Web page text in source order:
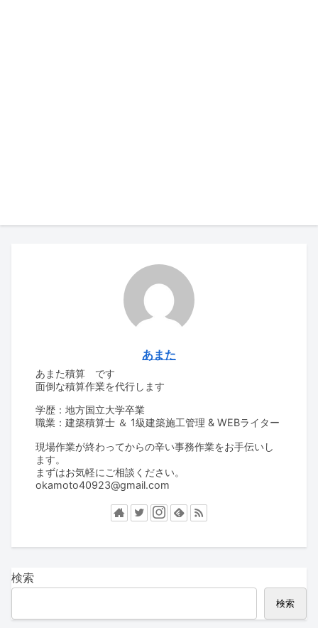
あまた
あまた積算 です
面倒な積算作業を代行します
学歴：地方国立大学卒業
職業：建築積算士 ＆ 1級建築施工管理 & WEBライター
現場作業が終わってからの辛い事務作業をお手伝いし
ます。
まずはお気軽にご相談ください。
okamoto40923@gmail.com
検索
検索